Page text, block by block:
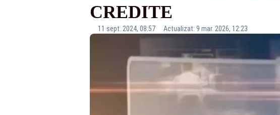
CREDITE
11 sept. 2024, 08:57 Actualizat: 9 mar. 2026, 12:23